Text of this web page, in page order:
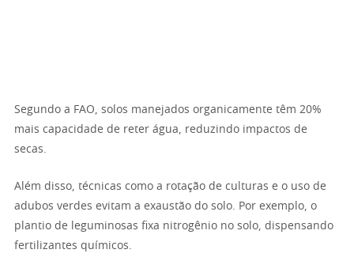
Segundo a FAO, solos manejados organicamente têm 20%
mais capacidade de reter água, reduzindo impactos de
secas.
Além disso, técnicas como a rotação de culturas e o uso de
adubos verdes evitam a exaustão do solo. Por exemplo, o
plantio de leguminosas fixa nitrogênio no solo, dispensando
fertilizantes químicos.